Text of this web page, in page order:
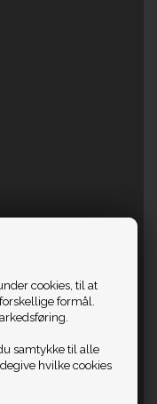
cookies, til at
formål.
samtykke til alle
hvilke cookies